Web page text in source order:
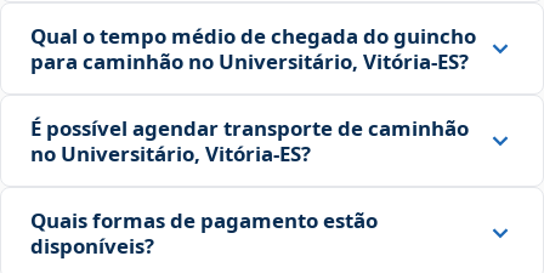
Qual o tempo médio de chegada do guincho
para caminhão no Universitário, Vitória‑ES?
É possível agendar transporte de caminhão
no Universitário, Vitória‑ES?
Quais formas de pagamento estão
disponíveis?